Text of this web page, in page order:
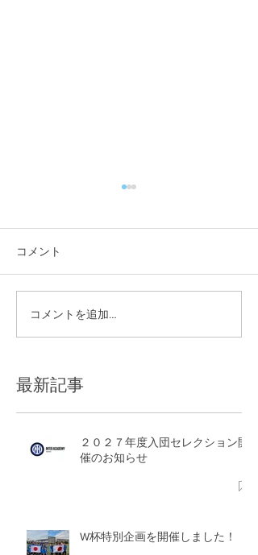
W杯特別企画を開催しま
した！
コメント
コメントを追加…
最新記事
２０２７年度入団セレクション開
催のお知らせ
W杯特別企画を開催しました！